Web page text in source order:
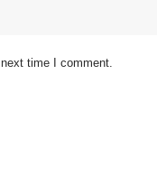
time I comment.